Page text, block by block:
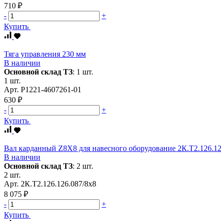
710 ₽
-
+
Купить
Тяга управления 230 мм
В наличии
Основной склад ТЗ: 1 шт.
1 шт.
Арт. Р1221-4607261-01
630 ₽
-
+
Купить
Вал карданный Z8Х8 для навесного оборудование
В наличии
Основной склад ТЗ: 2 шт.
2 шт.
Арт. 2К.Т2.126.126.087/8х8
8 075 ₽
-
+
Купить